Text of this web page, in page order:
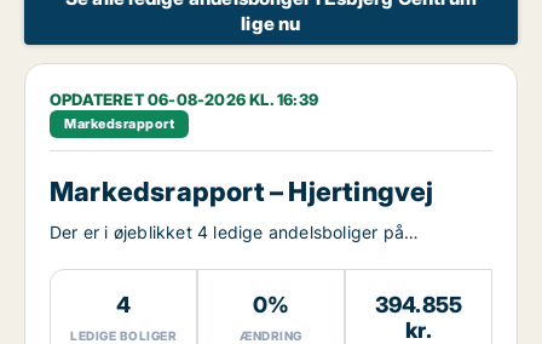
lige nu
OPDATERET 06-08-2026 KL. 16:39
Markedsrapport
Markedsrapport – Hjertingvej
Der er i øjeblikket 4 ledige andelsboliger på
4
LEDIGE BOLIGER
0%
ÆNDRING
394.855
kr.